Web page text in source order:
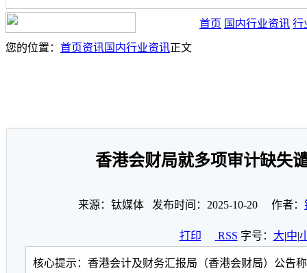
首页 国内行业资讯 行
您的位置： 首页资讯国内行业资讯正文
香港会财局就多项审计缺失
来源：钛媒体 发布时间：2025-10-20 作者：
打印 RSS 字号： 大|中|
核心提示：香港会计及财务汇报局（香港会财局）公告